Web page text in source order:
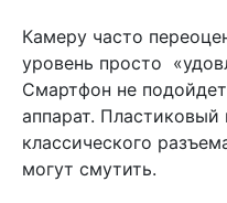
Камеру часто
уровень просто
Смартфон не
аппарат. Пластиковый
классического
могут смутить.